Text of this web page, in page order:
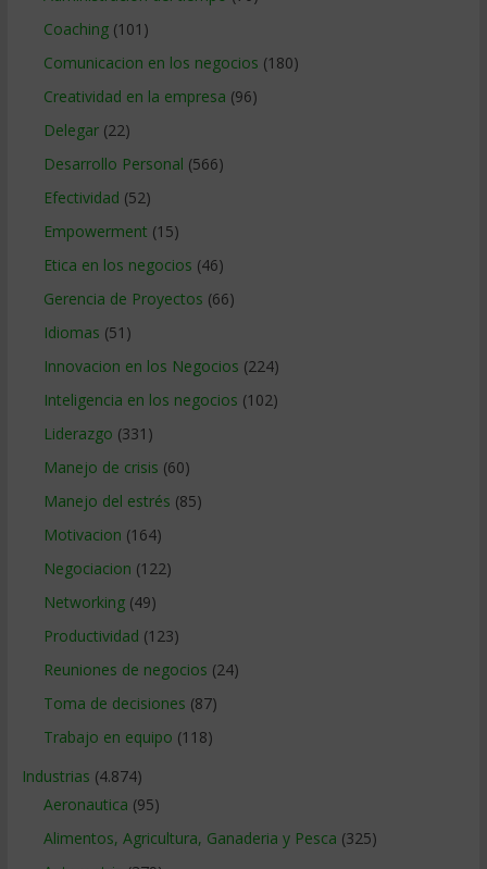
Coaching(101)
Comunicacion en los negocios (180)
Creatividad en la empresa (96)
Delegar(22)
Desarrollo Personal (566)
Efectividad (52)
Empowerment (15)
Etica en los negocios (46)
Gerencia de Proyectos (66)
Idiomas (51)
Innovacion en los Negocios (224)
Inteligencia en los negocios (102)
Liderazgo (331)
Manejo de crisis (60)
Manejo del estrés (85)
Motivacion (164)
Negociacion (122)
Networking(49)
Productividad (123)
Reuniones de negocios (24)
Toma de decisiones (87)
Trabajo en equipo (118)
Industrias (4.874)
Aeronautica (95)
Alimentos, Agricultura, Ganaderia y Pesca (325)